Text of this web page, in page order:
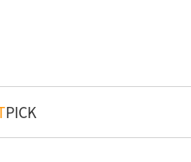
PICK